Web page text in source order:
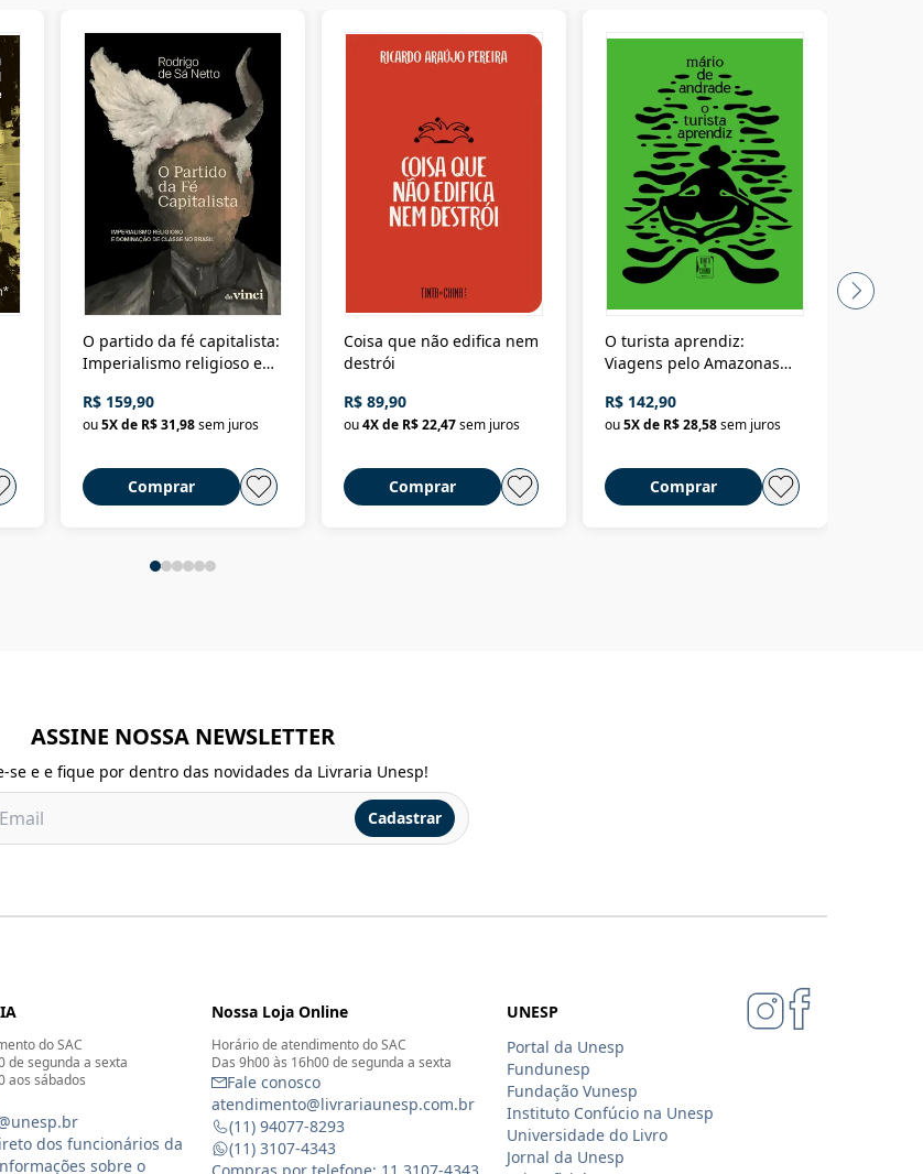
O partido da fé capitalista:
Imperialismo religioso e
Brasil
R$ 159,90
ou5X de R$ 31,98sem juros
Comprar
Coisa que não edifica nem
destrói
R$ 89,90
ou4X de R$ 22,47sem juros
Comprar
O turista aprendiz:
Viagens pelo Amazonas
até a Bolívia e por Marajó
até dizer chega
R$ 142,90
ou5X de R$ 28,58sem juros
Comprar
ASSINE NOSSA NEWSLETTER
se e e fique por dentro das novidades da Livraria Unesp!
Cadastrar
do SAC
de segunda a sexta
aos sábados
dos funcionários da
sobre o
Nossa Loja Online
Horário de atendimento do SAC
Das 9h00 às 16h00 de segunda a sexta
Fale conosco
atendimento@livrariaunesp.com.br
(11) 94077-8293
(11) 3107-4343
UNESP
Portal da Unesp
Fundunesp
Fundação Vunesp
Instituto Confúcio na Unesp
Universidade do Livro
Jornal da Unesp